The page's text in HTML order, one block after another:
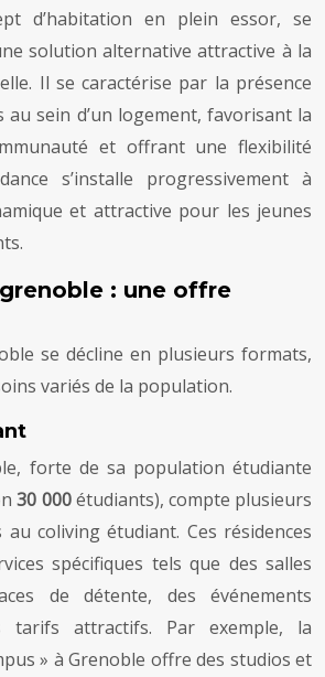
d’habitation en plein essor, se
solution alternative attractive à la
Il se caractérise par la présence
au sein d’un logement, favorisant la
et offrant une flexibilité
s’installe progressivement à
et attractive pour les jeunes
: une offre
se décline en plusieurs formats,
variés de la population.
forte de sa population étudiante
30 000étudiants), compte plusieurs
au coliving étudiant. Ces résidences
spécifiques tels que des salles
de détente, des événements
tarifs attractifs. Par exemple, la
» à Grenoble offre des studios et